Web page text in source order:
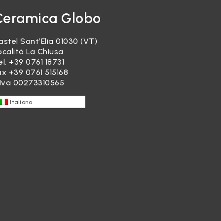
Globo
Sant’Elia 01030 (VT)
La Chiusa
+39 0761 18731
+39 0761 515168
00273310565
Italiano